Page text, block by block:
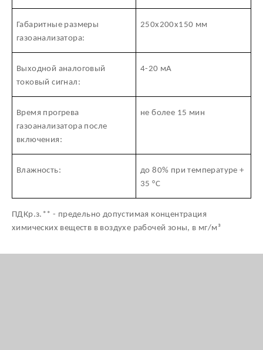
Габаритные размеры
газоанализатора:
250х200х150 мм
Выходной аналоговый
токовый сигнал:
4-20 мА
Время прогрева
газоанализатора после
включения:
не более 15 мин
Влажность:
до 80% при температуре +
35 °С
ПДКр.з.** - предельно допустимая концентрация
химических веществ в воздухе рабочей зоны, в мг/м³